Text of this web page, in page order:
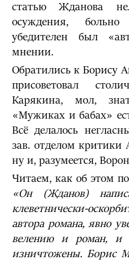
статью Жданова
осуждения,
убедителен был
мнении.
Обратились к Борису
присоветовал
Карякина, мол,
«Мужиках и бабах»
Всё делалось
зав. отделом критики
ну и, разумеется,
Читаем, как об этом
«Он (Жданов)
клеветнически-
автора романа, явно
велению и роман, и
изничтожены. Борис